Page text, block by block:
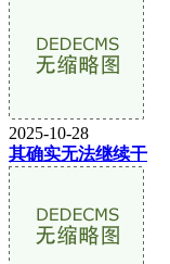
2025-10-28
其确实无法继续干